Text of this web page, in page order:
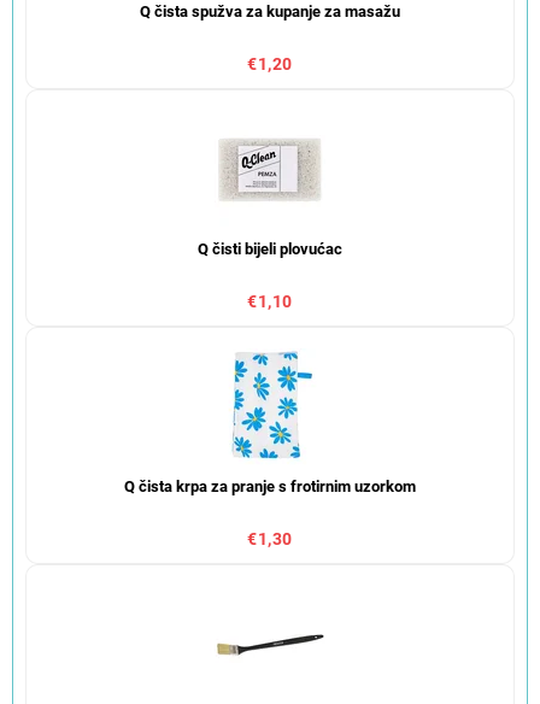
Q čista spužva za kupanje za masažu
€1,20
Q čisti bijeli plovućac
€1,10
Q čista krpa za pranje s frotirnim uzorkom
€1,30